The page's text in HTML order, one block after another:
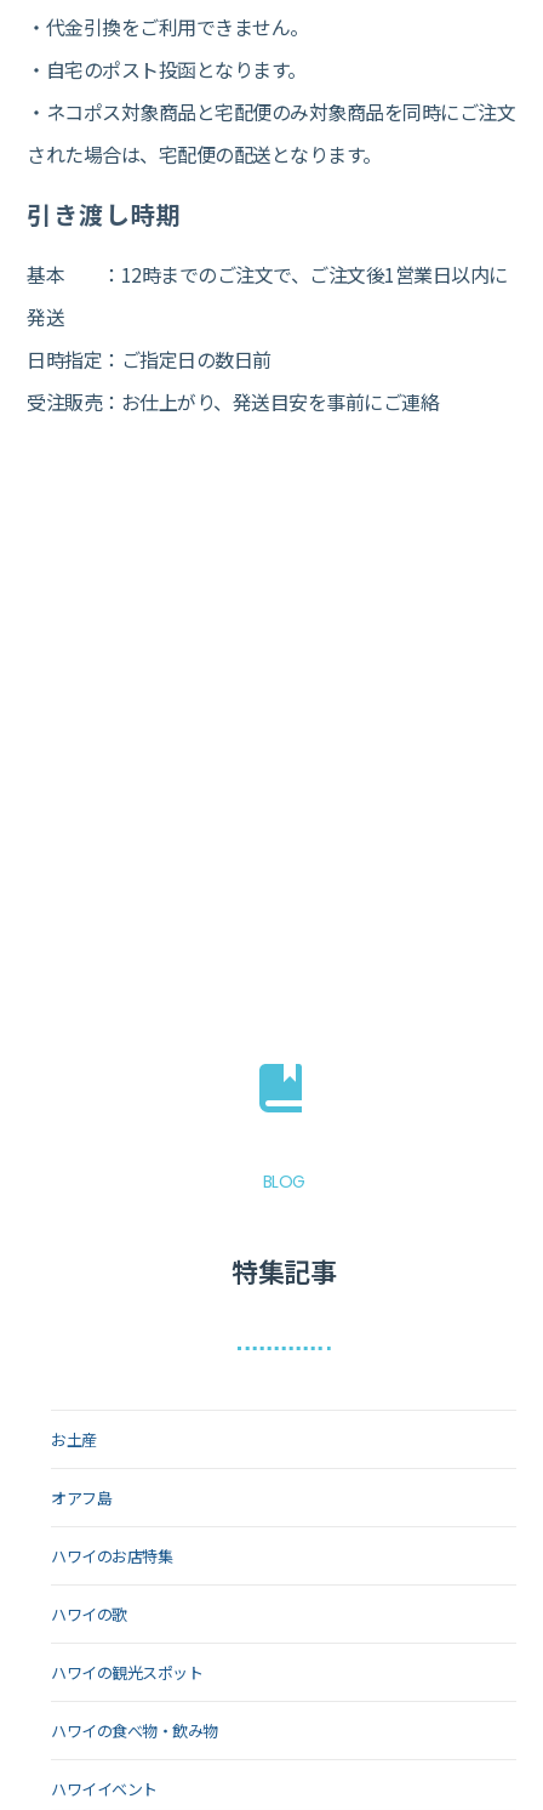
・代金引換をご利用できません。
・自宅のポスト投函となります。
・ネコポス対象商品と宅配便のみ対象商品を同時にご注文
された場合は、宅配便の配送となります。
引き渡し時期
基本 ：12時までのご注文で、ご注文後1営業日以内に
発送
日時指定：ご指定日の数日前
受注販売：お仕上がり、発送目安を事前にご連絡
BLOG
特集記事
お土産
オアフ島
ハワイのお店特集
ハワイの歌
ハワイの観光スポット
ハワイの食べ物・飲み物
ハワイイベント